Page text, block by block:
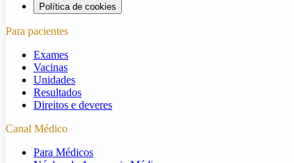
Política de cookies
Para pacientes
Exames
Vacinas
Unidades
Resultados
Direitos e deveres
Canal Médico
Para Médicos